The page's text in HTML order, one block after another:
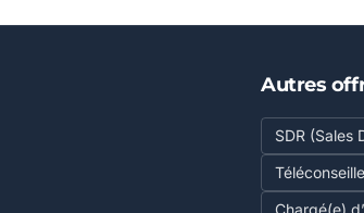
Autres
SDR (Sales
Chargé(e)